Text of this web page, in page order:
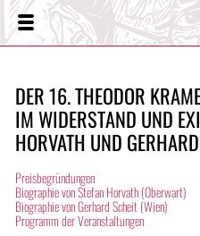
Menü
DER 16. THEODOR
IM WIDERSTAND UND
HORVATH UND
Preisbegründungen
Biographie von Stefan Horvath (Oberwart)
Biographie von Gerhard Scheit (Wien)
Programm der Veranstaltungen